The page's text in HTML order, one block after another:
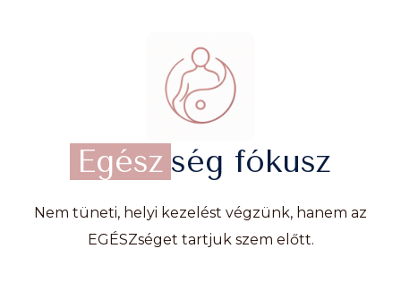
Egész ség fókusz
Nem tüneti, helyi kezelést végzünk, hanem az
EGÉSZséget tartjuk szem előtt.